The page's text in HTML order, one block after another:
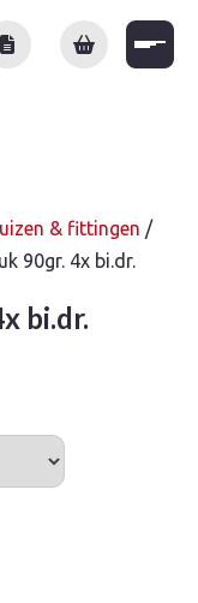
& fittingen /
90gr. 4x bi.dr.
bi.dr.